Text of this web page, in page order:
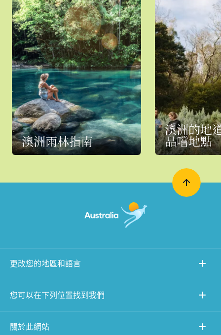
澳洲雨林指南
澳洲的地
品嚐地點
更改您的地區和語言
您可以在下列位置找到我們
關於此網站